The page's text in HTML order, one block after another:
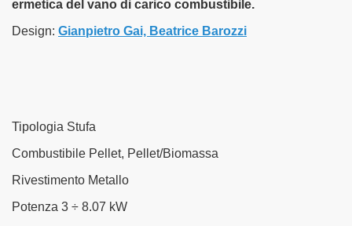
ermetica del vano di carico combustibile.
Design: Gianpietro Gai, Beatrice Barozzi
Tipologia Stufa
Combustibile Pellet, Pellet/Biomassa
Rivestimento Metallo
Potenza 3 ÷ 8.07 kW